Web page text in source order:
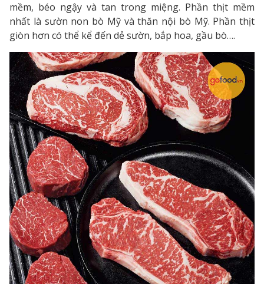
mềm, béo ngậy và tan trong miệng. Phần thịt mềm
nhất là sườn non bò Mỹ và thăn nội bò Mỹ. Phần thịt
giòn hơn có thể kể đến dẻ sườn, bắp hoa, gầu bò….